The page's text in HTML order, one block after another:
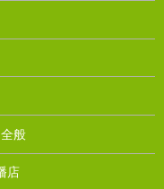
般
店